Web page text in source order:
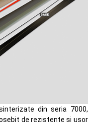
din seria 7000,
de rezistente si usor